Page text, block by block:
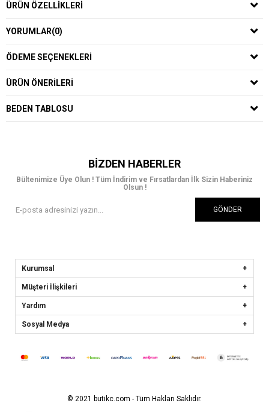
ÜRÜN ÖZELLIKLERI
YORUMLAR(0)
ÖDEME SEÇENEKLERI
ÜRÜN ÖNERILERI
BEDEN TABLOSU
BIZDEN HABERLER
Bültenimize Üye Olun ! Tüm İndirim ve Fırsatlardan İlk Sizin Haberiniz
Olsun !
GÖNDER
Kurumsal
Müşteri İlişkileri
Yardım
Sosyal Medya
© 2021 butikc.com - Tüm Hakları Saklıdır.